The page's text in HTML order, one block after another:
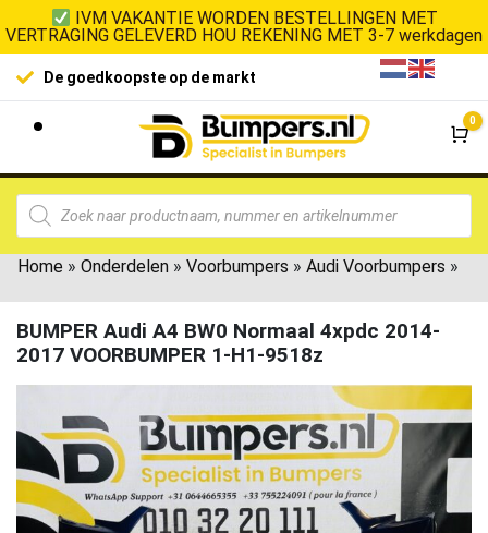
IVM VAKANTIE WORDEN BESTELLINGEN MET
VERTRAGING GELEVERD HOU REKENING MET 3-7 werkdagen
100% klanttevredenheid
0
Home » Onderdelen » Voorbumpers » Audi Voorbumpers »
BUMPER Audi A4 BW0 Normaal 4xpdc 2014-
2017 VOORBUMPER 1-H1-9518z